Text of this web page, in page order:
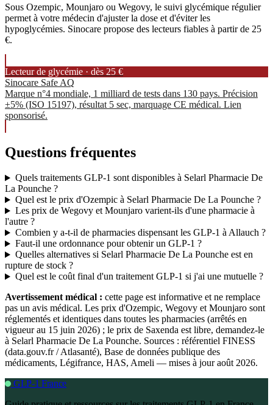
Sous Ozempic, Mounjaro ou Wegovy, le suivi glycémique régulier
permet à votre médecin d'ajuster la dose et d'éviter les
hypoglycémies. Sinocare propose des lecteurs fiables à partir de 25
€.
Lecteur de glycémie · dès 25 €
Sinocare Safe AQ
Marque n°4 mondiale, 1 milliard de tests dans 130 pays. Précision
±5% (ISO 15197), résultat 5 sec, marquage CE médical. Lien
sponsorisé.
Questions fréquentes
Quels traitements GLP-1 sont disponibles à Selarl Pharmacie De
La Pounche ?
Quel est le prix d'Ozempic à Selarl Pharmacie De La Pounche ?
Les prix de Wegovy et Mounjaro varient-ils d'une pharmacie à
l'autre ?
Combien y a-t-il de pharmacies dispensant les GLP-1 à Allauch ?
Faut-il une ordonnance pour obtenir un GLP-1 ?
Quelles alternatives si Selarl Pharmacie De La Pounche est en
rupture de stock ?
Quel est le coût final d'un traitement GLP-1 si j'ai une mutuelle ?
Avertissement médical : cette page est informative et ne remplace
pas un avis médical. Les prix d'Ozempic, Wegovy et Mounjaro sont
réglementés et identiques dans toutes les pharmacies (arrêtés en
vigueur au 15 juin 2026) ; le prix de Saxenda est libre, demandez-le
à Selarl Pharmacie De La Pounche. Sources : référentiel FINESS
(data.gouv.fr / Atlasanté), Base de données publique des
médicaments, Légifrance, HAS, Ameli — mises à jour août 2026.
GLP-1 France